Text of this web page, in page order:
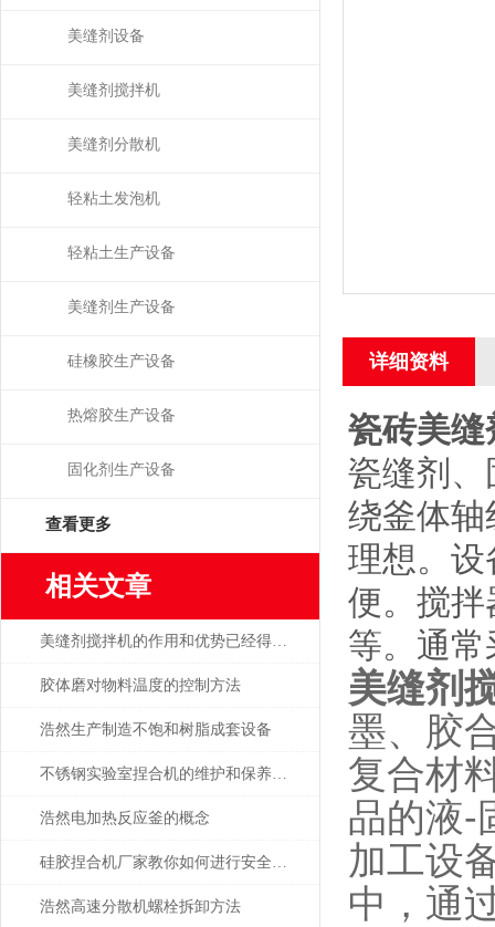
美缝剂设备
美缝剂搅拌机
美缝剂分散机
轻粘土发泡机
轻粘土生产设备
美缝剂生产设备
硅橡胶生产设备
热熔胶生产设备
固化剂生产设备
查看更多
相关文章
美缝剂搅拌机的作用和优势已经得到了充分的证明
胶体磨对物料温度的控制方法
浩然生产制造不饱和树脂成套设备
不锈钢实验室捏合机的维护和保养方法，操作人员必看！
浩然电加热反应釜的概念
硅胶捏合机厂家教你如何进行安全生产？
浩然高速分散机螺栓拆卸方法
详细资料
瓷砖美缝
瓷缝剂、
绕釜体
理想。
便。搅
等。通
美缝剂
墨、胶
复合材
品的液-
加工设
中，通